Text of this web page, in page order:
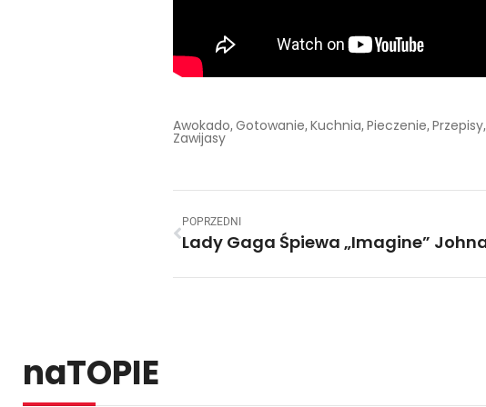
Awokado,Gotowanie,Kuchnia,Pieczenie,Przepisy,
Zawijasy
POPRZEDNI
naTOPIE